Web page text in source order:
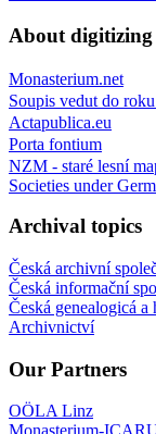
About
Monasterium.net
Soupis vedut do
Actapublica.eu
Porta fontium
NZM - staré lesní
Societies under
Archival topics
Česká archivní
Česká informační
Česká genealogicá a
Archivnictví
Our Partners
OÖLA Linz